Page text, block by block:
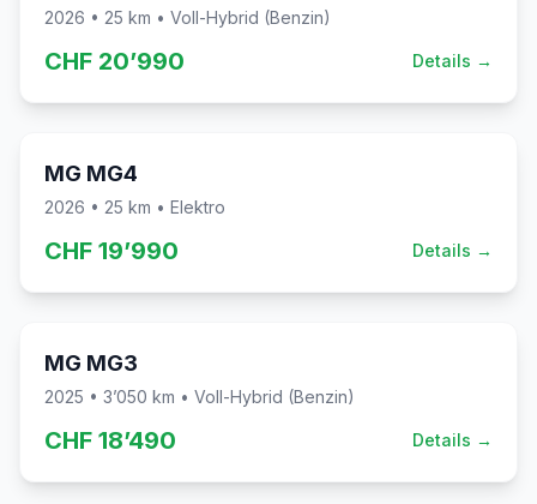
2026 • 25 km • Voll-Hybrid (Benzin)
CHF 20’990 Details →
Sofort verfügbar
MG MG4
2026 • 25 km • Elektro
CHF 19’990 Details →
Sofort verfügbar
MG MG3
2025 • 3’050 km • Voll-Hybrid (Benzin)
CHF 18’490 Details →